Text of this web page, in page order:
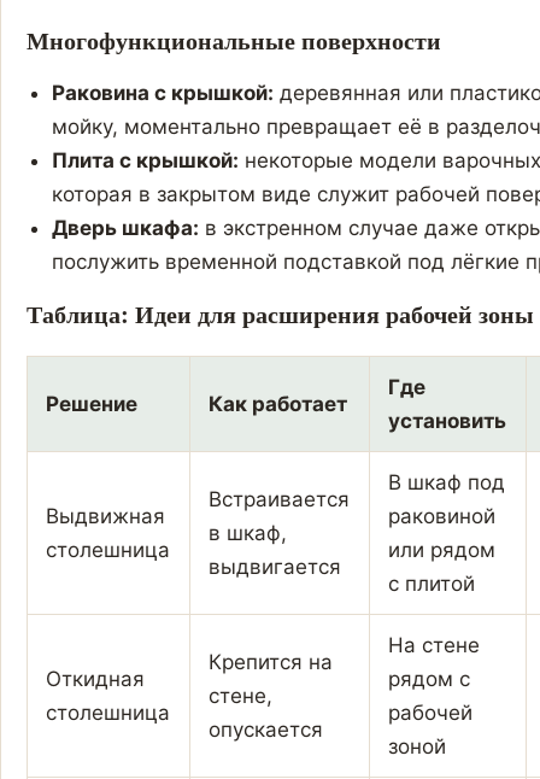
Многофункциональные поверхности
Раковина с крышкой: деревянная или
мойку, моментально превращает её в
Плита с крышкой: некоторые модели
которая в закрытом виде служит рабочей
Дверь шкафа: в экстренном случае даже
послужить временной подставкой под лёгкие
Таблица: Идеи для расширения рабочей зоны
Решение Как работает
Где
установить
Выдвижная
столешница
Встраивается
в шкаф,
выдвигается
В шкаф под
раковиной
или рядом
с плитой
Откидная
столешница
Крепится на
стене,
опускается
На стене
рядом с
рабочей
зоной